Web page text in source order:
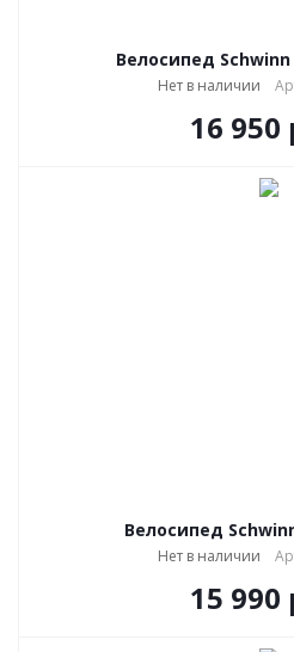
Велосипед Schwinn
Нет в наличии
16 950
Велосипед
Нет в наличии
15 990